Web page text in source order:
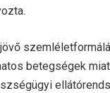
betegségek